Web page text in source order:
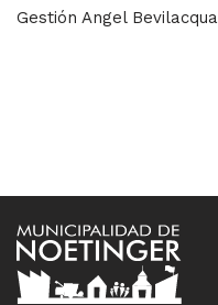
Gestión Angel Bevilacqua